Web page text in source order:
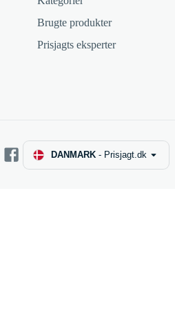
Brugte produkter
Prisjagts eksperter
DANMARK - Prisjagt.dk